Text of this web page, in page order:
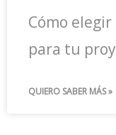
Cómo
para tu
QUIERO SABER MÁS »